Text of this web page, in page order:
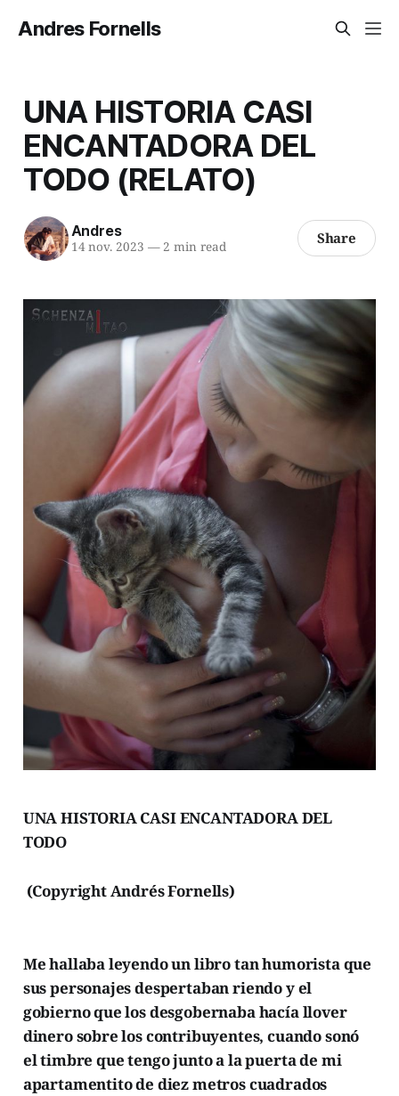
Andres Fornells
UNA HISTORIA CASI
ENCANTADORA DEL
TODO (RELATO)
Andres
14 nov. 2023 —2 min read Share
UNA HISTORIA CASI ENCANTADORA DEL
TODO
(Copyright Andrés Fornells)
Me hallaba leyendo un libro tan humorista que
sus personajes despertaban riendo y el
gobierno que los desgobernaba hacía llover
dinero sobre los contribuyentes, cuando sonó
el timbre que tengo junto a la puerta de mi
apartamentito de diez metros cuadrados